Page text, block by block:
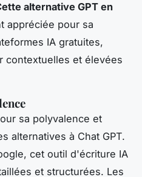
alternative GPT en
appréciée pour sa
IA gratuites,
contextuelles et élevées
sa polyvalence et
alternatives à Chat GPT.
cet outil d'écriture IA
et structurées. Les